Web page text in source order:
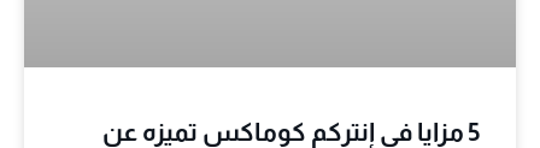
5 مزايا في إنتركم كوماكس تميزه عن